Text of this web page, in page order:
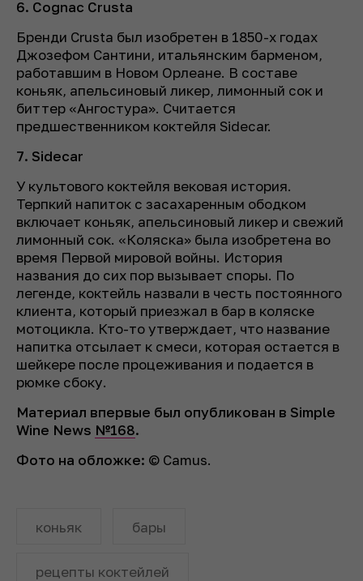
6. Cognac Crusta
Бренди Crusta был изобретен в 1850-х годах
Джозефом Сантини, итальянским барменом,
работавшим в Новом Орлеане. В составе
коньяк, апельсиновый ликер, лимонный сок и
биттер «Ангостура». Считается
предшественником коктейля Sidecar.
7. Sidecar
У культового коктейля вековая история.
Терпкий напиток с засахаренным ободком
включает коньяк, апельсиновый ликер и свежий
лимонный сок. «Коляска» была изобретена во
время Первой мировой войны. История
названия до сих пор вызывает споры. По
легенде, коктейль назвали в честь постоянного
клиента, который приезжал в бар в коляске
мотоцикла. Кто-то утверждает, что название
напитка отсылает к смеси, которая остается в
шейкере после процеживания и подается в
рюмке сбоку.
Материал впервые был опубликован в Simple
Wine News №168.
Фото на обложке: © Camus.
коньяк бары
рецепты коктейлей